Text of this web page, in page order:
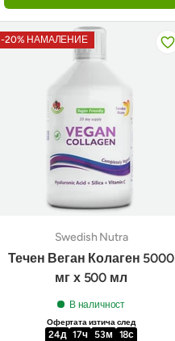
-20% НАМАЛЕНИЕ
Swedish Nutra
Течен Веган Колаген 5000
мг х 500 мл
В наличност
Офертата изтича след
24д 17ч 53м 17с